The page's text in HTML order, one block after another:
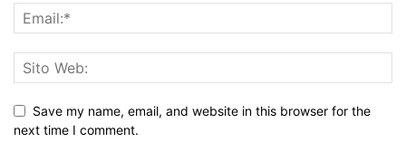
Save my name, email, and website in this browser for the
next time I comment.